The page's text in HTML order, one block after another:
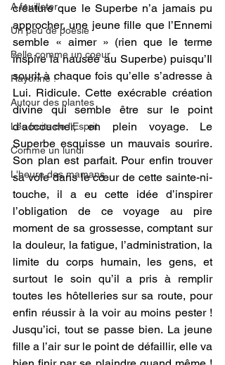
A feuilleter
Un peu de poésie
Belle comme un coeur
Rayonne !
Autour des plantes
Les fruits de l'Esprit
Comme un lundi
L'heure des mamans
créature que le Superbe n’a jamais pu
approcher, une jeune fille que l’Ennemi
semble « aimer » (rien que le terme
inspire la nausée au Superbe) puisqu’Il
sourit à chaque fois qu’elle s’adresse à
Lui. Ridicule. Cette exécrable création
divine qui semble être sur le point
d’accoucher, en plein voyage. Le
Superbe esquisse un mauvais sourire.
Son plan est parfait. Pour enfin trouver
sa voie dans le cœur de cette sainte-ni-
touche, il a eu cette idée d’inspirer
l’obligation de ce voyage au pire
moment de sa grossesse, comptant sur
la douleur, la fatigue, l’administration, la
limite du corps humain, les gens, et
surtout le soin qu’il a pris à remplir
toutes les hôtelleries sur sa route, pour
enfin réussir à la voir au moins pester !
Jusqu’ici, tout se passe bien. La jeune
fille a l’air sur le point de défaillir, elle va